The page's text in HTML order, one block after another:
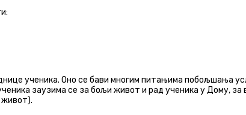
ученика. Оно се бави многим питањима побољшања
заузима се за бољи живот и рад ученика у Дому, за
живот).